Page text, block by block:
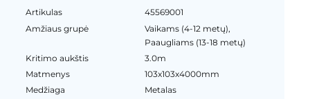
Artikulas
45569001
Amžiaus grupė
Vaikams (4-12 metų),
Paaugliams (13-18 metų)
Kritimo aukštis
3.0m
Matmenys
103x103x4000mm
Medžiaga
Metalas